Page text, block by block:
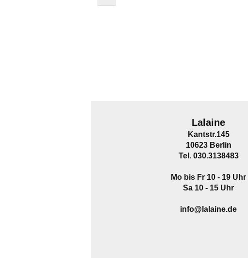
Lalaine
Kantstr.145
10623 Berlin
Tel. 030.3138483
Mo bis Fr 10 - 19 Uhr
Sa 10 - 15 Uhr
info@lalaine.de